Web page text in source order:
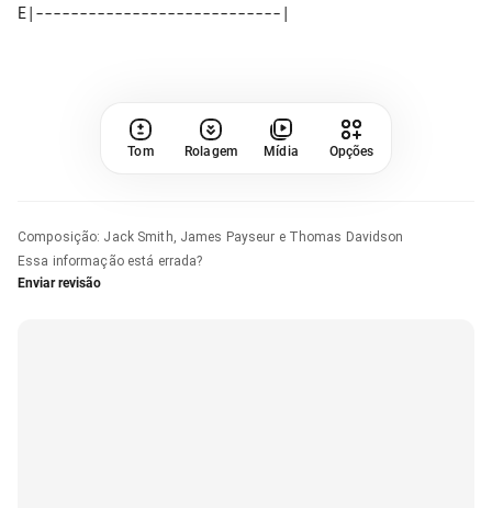
Tom Rolagem Mídia Opções
Composição: Jack Smith, James Payseur e Thomas Davidson
Essa informação está errada?
Enviar revisão